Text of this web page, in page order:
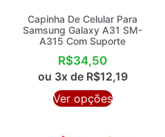
Capinha De Celular Para
Samsung Galaxy A31 SM-
A315 Com Suporte
R$34,50
ou 3x de R$12,19
Ver opções